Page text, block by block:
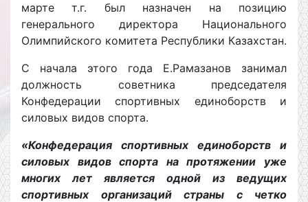
марте т.г. был назначен на позицию
генерального директора Национального
Олимпийского комитета Республики Казахстан.
С начала этого года Е.Рамазанов занимал
должность советника председателя
Конфедерации спортивных единоборств и
силовых видов спорта.
«Конфедерация спортивных единоборств и
силовых видов спорта на протяжении уже
многих лет является одной из ведущих
спортивных организаций страны с четко